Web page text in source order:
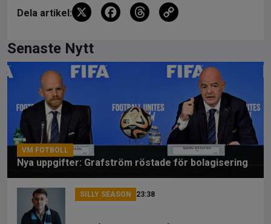
Dela artikel: X
F
o
k
T
s
Li
k
Senaste Nytt
VM FOTBOLL 07:03
Nya uppgifter: Grafström röstade för bolagisering
SILLY SEASON 23:38